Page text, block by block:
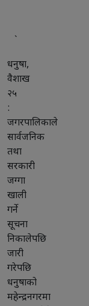
`
धनुषा,
वैशाख
२५
:
जगरपालिकाले
सार्वजनिक
तथा
सरकारी
जग्गा
खाली
गर्ने
सूचना
निकालेपछि
जारी
गरेपछि
धनुषाको
महेन्द्रनगरमा